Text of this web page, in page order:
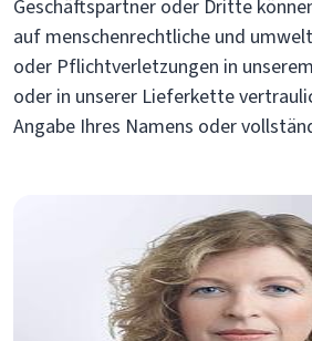
Geschäftspartner oder Dritte
auf menschenrechtliche und
oder Pflichtverletzungen in
oder in unserer Lieferkette
Angabe Ihres Namens oder